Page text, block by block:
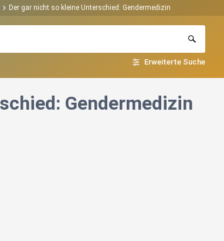
Der gar nicht so kleine Unterschied: Gendermedizin
Erweiterte Suche
Gendermedizin